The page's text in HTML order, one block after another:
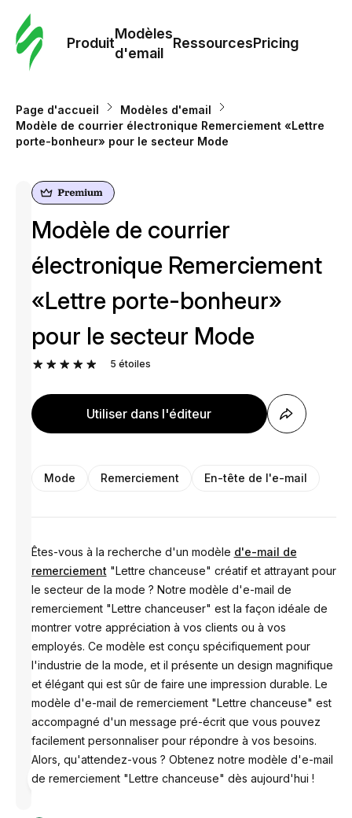
Produit
Modèles
d'email
RessourcesPricing
Page d'accueil
Modèles d'email
Modèle de courrier électronique Remerciement «Lettre
porte-bonheur» pour le secteur Mode
Conçu par
Anastasiia
Modèle de courrier
électronique Remerciement
«Lettre porte-bonheur»
pour le secteur Mode
5 étoiles
Utiliser dans l'éditeur
Mode Remerciement En-tête de l'e-mail
Êtes-vous à la recherche d'un modèle d'e-mail de
remerciement "Lettre chanceuse" créatif et attrayant pour
le secteur de la mode ? Notre modèle d'e-mail de
remerciement "Lettre chanceuser" est la façon idéale de
montrer votre appréciation à vos clients ou à vos
employés. Ce modèle est conçu spécifiquement pour
l'industrie de la mode, et il présente un design magnifique
et élégant qui est sûr de faire une impression durable. Le
modèle d'e-mail de remerciement "Lettre chanceuse" est
accompagné d'un message pré-écrit que vous pouvez
facilement personnaliser pour répondre à vos besoins.
Alors, qu'attendez-vous ? Obtenez notre modèle d'e-mail
de remerciement "Lettre chanceuse" dès aujourd'hui !